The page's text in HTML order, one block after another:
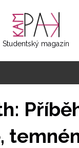
Studentský magazín